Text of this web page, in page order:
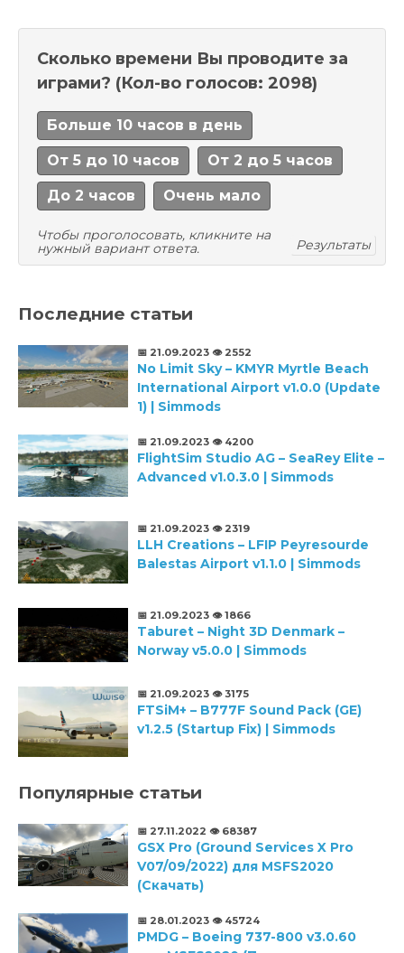
Сколько времени Вы проводите за
играми? (Кол-во голосов: 2098)
Больше 10 часов в день
От 5 до 10 часов От 2 до 5 часов
До 2 часов Очень мало
Чтобы проголосовать, кликните на
нужный вариант ответа.
Результаты
Последние статьи
📅 21.09.2023 👁️ 2552
No Limit Sky – KMYR Myrtle Beach
International Airport v1.0.0 (Update
1) | Simmods
📅 21.09.2023 👁️ 4200
FlightSim Studio AG – SeaRey Elite –
Advanced v1.0.3.0 | Simmods
📅 21.09.2023 👁️ 2319
LLH Creations – LFIP Peyresourde
Balestas Airport v1.1.0 | Simmods
📅 21.09.2023 👁️ 1866
Taburet – Night 3D Denmark –
Norway v5.0.0 | Simmods
📅 21.09.2023 👁️ 3175
FTSiM+ – B777F Sound Pack (GE)
v1.2.5 (Startup Fix) | Simmods
Популярные статьи
📅 27.11.2022 👁️ 68387
GSX Pro (Ground Services X Pro
V07/09/2022) для MSFS2020
(Скачать)
📅 28.01.2023 👁️ 45724
PMDG – Boeing 737-800 v3.0.60